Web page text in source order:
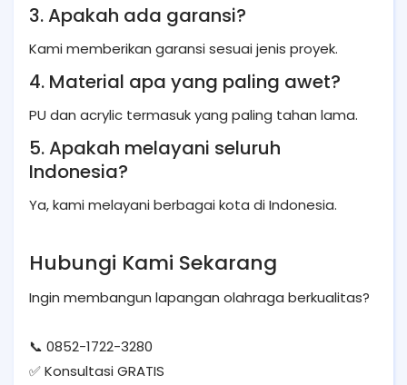
3. Apakah ada garansi?
Kami memberikan garansi sesuai jenis proyek.
4. Material apa yang paling awet?
PU dan acrylic termasuk yang paling tahan lama.
5. Apakah melayani seluruh
Indonesia?
Ya, kami melayani berbagai kota di Indonesia.
Hubungi Kami Sekarang
Ingin membangun lapangan olahraga berkualitas?
📞 0852-1722-3280
✅ Konsultasi GRATIS